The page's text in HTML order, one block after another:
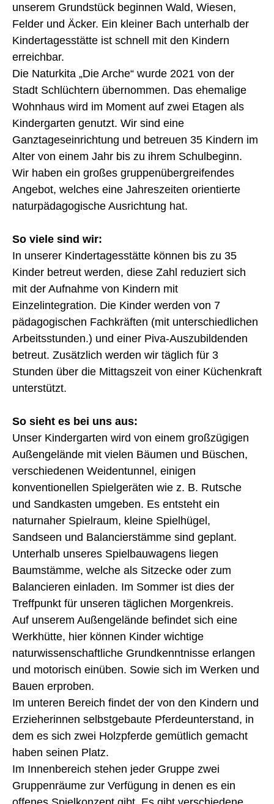
unserem Grundstück beginnen Wald, Wiesen,
Felder und Äcker. Ein kleiner Bach unterhalb der
Kindertagesstätte ist schnell mit den Kindern
erreichbar.
Die Naturkita „Die Arche“ wurde 2021 von der
Stadt Schlüchtern übernommen. Das ehemalige
Wohnhaus wird im Moment auf zwei Etagen als
Kindergarten genutzt. Wir sind eine
Ganztageseinrichtung und betreuen 35 Kindern im
Alter von einem Jahr bis zu ihrem Schulbeginn.
Wir haben ein großes gruppenübergreifendes
Angebot, welches eine Jahreszeiten orientierte
naturpädagogische Ausrichtung hat.
So viele sind wir:
In unserer Kindertagesstätte können bis zu 35
Kinder betreut werden, diese Zahl reduziert sich
mit der Aufnahme von Kindern mit
Einzelintegration. Die Kinder werden von 7
pädagogischen Fachkräften (mit unterschiedlichen
Arbeitsstunden.) und einer Piva-Auszubildenden
betreut. Zusätzlich werden wir täglich für 3
Stunden über die Mittagszeit von einer Küchenkraft
unterstützt.
So sieht es bei uns aus:
Unser Kindergarten wird von einem großzügigen
Außengelände mit vielen Bäumen und Büschen,
verschiedenen Weidentunnel, einigen
konventionellen Spielgeräten wie z. B. Rutsche
und Sandkasten umgeben. Es entsteht ein
naturnaher Spielraum, kleine Spielhügel,
Sandseen und Balancierstämme sind geplant.
Unterhalb unseres Spielbauwagens liegen
Baumstämme, welche als Sitzecke oder zum
Balancieren einladen. Im Sommer ist dies der
Treffpunkt für unseren täglichen Morgenkreis.
Auf unserem Außengelände befindet sich eine
Werkhütte, hier können Kinder wichtige
naturwissenschaftliche Grundkenntnisse erlangen
und motorisch einüben. Sowie sich im Werken und
Bauen erproben.
Im unteren Bereich findet der von den Kindern und
Erzieherinnen selbstgebaute Pferdeunterstand, in
dem es sich zwei Holzpferde gemütlich gemacht
haben seinen Platz.
Im Innenbereich stehen jeder Gruppe zwei
Gruppenräume zur Verfügung in denen es ein